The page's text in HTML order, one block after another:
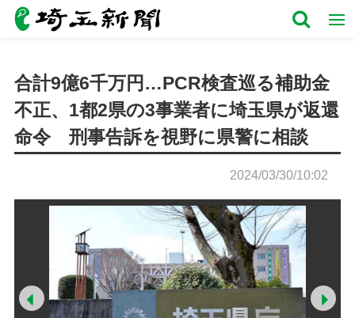
合計9億6千万円…PCR検査巡る補助金
不正、1都2県の3事業者に埼玉県が返還
命令 刑事告訴を視野に県警に相談
2024/03/30/10:02
Prev